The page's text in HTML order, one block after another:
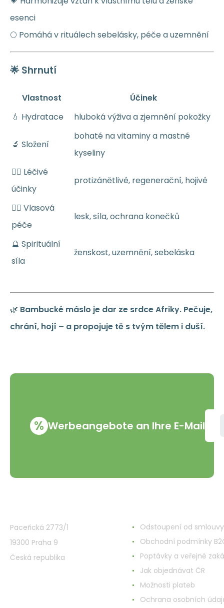
esenci
🌕 Pomáhá v rituálech sebelásky, péče a uzemnění
🌟 Shrnutí
Vlastnost
Účinek
💧 Hydratace
hluboká výživa a zjemnění pokožky
🔬 Složení
bohaté na vitaminy a mastné
kyseliny
🧘‍♀️ Léčivé
účinky
protizánětlivé, regenerační, hojivé
💇‍♀️ Vlasová
péče
lesk, síla, ochrana konečků
🔮 Spirituální
síla
ženskost, uzemnění, sebeláska
🌿 Bambucké máslo je dar ze srdce Afriky. Pečuje,
chrání, hojí – a propojuje tě s tvým tělem i duší.
% Werbeangebote an Ihre E-Mail
Paceřická 2773/1
19300 Praha 9
Česká republika
Odstoupení od smlouvy
Obchodní podmínky
Poptávky a veřejné
Jak objednávat ČR
Možnosti plateb
Ochrana osobních